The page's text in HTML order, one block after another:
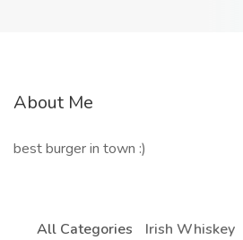
About Me
best burger in town :)
All Categories Irish Whiskey